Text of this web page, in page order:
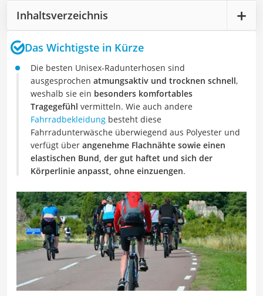
Inhaltsverzeichnis
Das Wichtigste in Kürze
Die besten Unisex-Radunterhosen sind
ausgesprochen atmungsaktiv und trocknen schnell,
weshalb sie ein besonders komfortables
Tragegefühl vermitteln. Wie auch andere
Fahrradbekleidung besteht diese
Fahrradunterwäsche überwiegend aus Polyester und
verfügt über angenehme Flachnähte sowie einen
elastischen Bund, der gut haftet und sich der
Körperlinie anpasst, ohne einzuengen.